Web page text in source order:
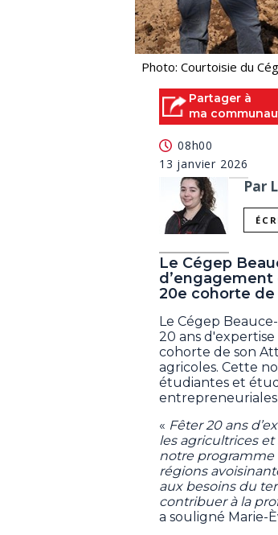
Photo: Courtoisie du
Partager à
ma
08h00
13 janvier 2026
Par
Le Cégep
20e cohorte de
Le Cégep
20 ans
cohorte de son
agricoles. Cette
étudiantes et
« Fêter 20 ans
les agricultrices
notre programme
régions
aux besoins du
contribuer à la
a souligné Marie-